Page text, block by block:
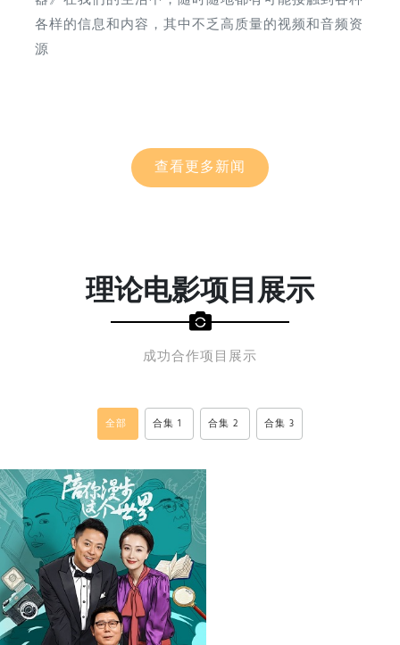
各样的信息和内容，其中不乏高质量的视频和音频资
源
查看更多新闻
理论电影项目展示
成功合作项目展示
全部 合集 1 合集 2 合集 3